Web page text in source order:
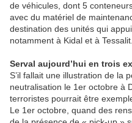
de véhicules, dont 5
avec du matériel de
destination des unités qui
notamment à Kidal et à Tessalit.
Serval aujourd’hui en trois
S’il fallait une illustration de la
neutralisation le 1er octobre à
terroristes pourrait être
Le 1er octobre, quand des